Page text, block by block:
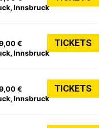
Innsbruck
Innsbruck
€ TICKETS
Innsbruck
€ TICKETS